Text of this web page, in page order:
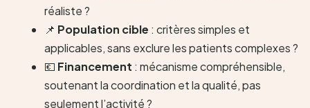
réaliste ?
📌 Population cible : critères simples et
applicables, sans exclure les patients complexes ?
💶 Financement : mécanisme compréhensible,
soutenant la coordination et la qualité, pas
seulement l’activité ?